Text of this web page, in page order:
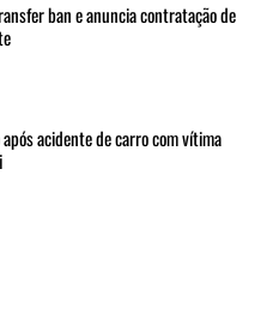
ban e anuncia contratação de
acidente de carro com vítima